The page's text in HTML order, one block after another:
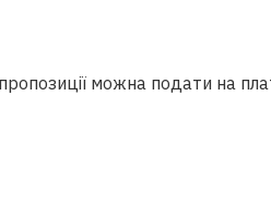
можна подати на